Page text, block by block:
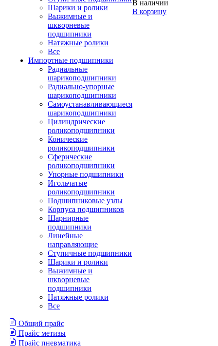
Шарики и ролики
Выжимные и
шкворневые
подшипники
Натяжные ролики
Все
Импортные подшипники
Радиальные
шарикоподшипники
Радиально-упорные
шарикоподшипники
Самоустанавливающиеся
шарикоподшипники
Цилиндрические
роликоподшипники
Конические
роликоподшипники
Сферические
роликоподшипники
Упорные подшипники
Игольчатые
роликоподшипники
Подшипниковые узлы
Корпуса подшипников
Шарнирные
подшипники
Линейные
направляющие
Ступичные подшипники
Шарики и ролики
Выжимные и
шкворневые
подшипники
Натяжные ролики
Все
Общий прайс
Прайс метизы
Прайс пневматика
В наличии
В корзину